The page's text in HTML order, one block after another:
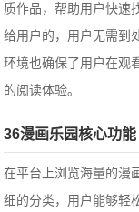
质作品，帮助用户快速
给用户的，用户无需到
环境也确保了用户在观
的阅读体验。
36漫画乐园核心功能
在平台上浏览海量的漫
细的分类，用户能够轻